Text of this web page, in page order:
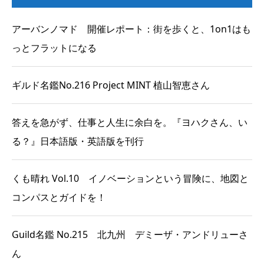
アーバンノマド 開催レポート：街を歩くと、1on1はも
っとフラットになる
ギルド名鑑No.216 Project MINT 植山智恵さん
答えを急がず、仕事と人生に余白を。『ヨハクさん、い
る？』日本語版・英語版を刊行
くも晴れ Vol.10 イノベーションという冒険に、地図と
コンパスとガイドを！
Guild名鑑 No.215 北九州 デミーザ・アンドリューさ
ん